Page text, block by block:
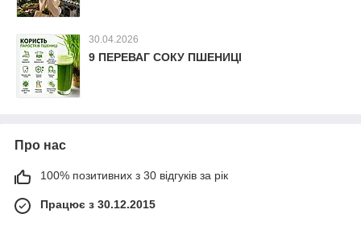
30.04.2026
9 ПЕРЕВАГ СОКУ ПШЕНИЦІ
Про нас
100% позитивних з 30 відгуків за рік
Працює з 30.12.2015